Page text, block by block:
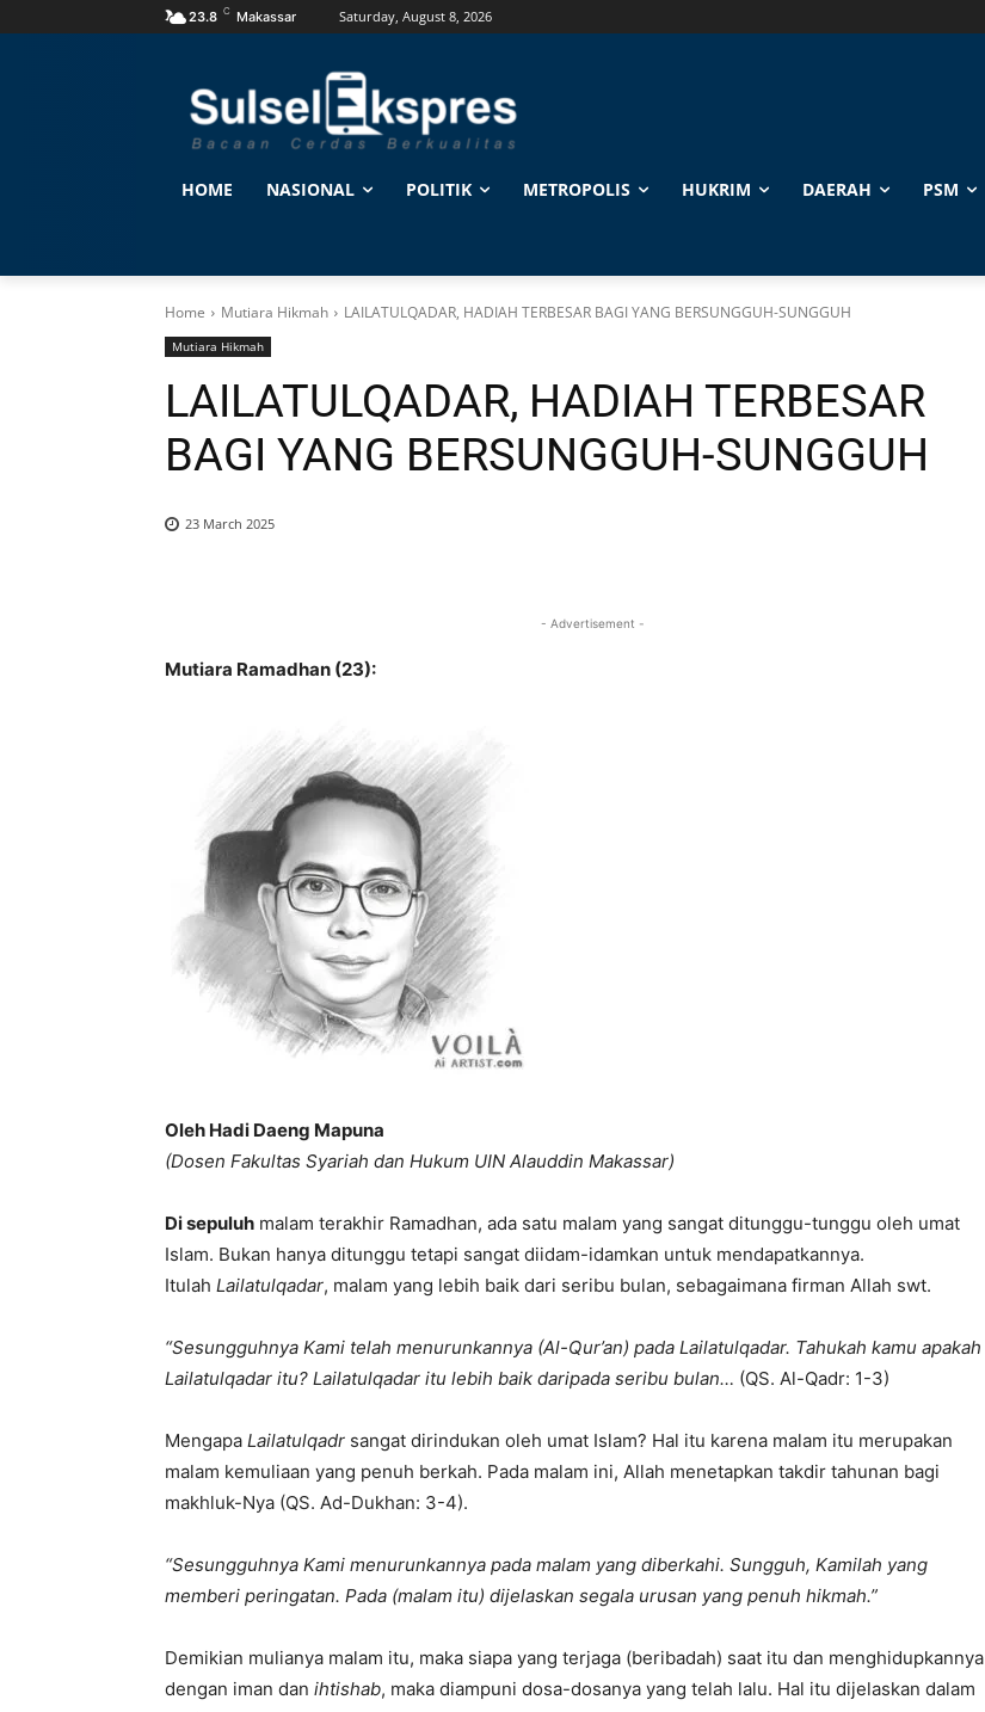
23.8 C Makassar Saturday, August 8, 2026
HOME NASIONAL POLITIK METROPOLIS HUKRIM DAERAH PSM
Home Mutiara Hikmah LAILATULQADAR, HADIAH TERBESAR BAGI YANG BERSUNGGUH-SUNGGUH
Mutiara Hikmah
LAILATULQADAR, HADIAH TERBESAR
BAGI YANG BERSUNGGUH-SUNGGUH
23 March 2025
- Advertisement -
Mutiara Ramadhan (23):
Oleh Hadi Daeng Mapuna
(Dosen Fakultas Syariah dan Hukum UIN Alauddin Makassar)
Di sepuluh malam terakhir Ramadhan, ada satu malam yang sangat ditunggu-tunggu oleh umat
Islam. Bukan hanya ditunggu tetapi sangat diidam-idamkan untuk mendapatkannya.
Itulah Lailatulqadar, malam yang lebih baik dari seribu bulan, sebagaimana firman Allah swt.
“Sesungguhnya Kami telah menurunkannya (Al-Qur’an) pada Lailatulqadar. Tahukah kamu apakah
Lailatulqadar itu? Lailatulqadar itu lebih baik daripada seribu bulan… (QS. Al-Qadr: 1-3)
Mengapa Lailatulqadr sangat dirindukan oleh umat Islam? Hal itu karena malam itu merupakan
malam kemuliaan yang penuh berkah. Pada malam ini, Allah menetapkan takdir tahunan bagi
makhluk-Nya (QS. Ad-Dukhan: 3-4).
“Sesungguhnya Kami menurunkannya pada malam yang diberkahi. Sungguh, Kamilah yang
memberi peringatan. Pada (malam itu) dijelaskan segala urusan yang penuh hikmah.”
Demikian mulianya malam itu, maka siapa yang terjaga (beribadah) saat itu dan menghidupkannya
dengan iman dan ihtishab, maka diampuni dosa-dosanya yang telah lalu. Hal itu dijelaskan dalam